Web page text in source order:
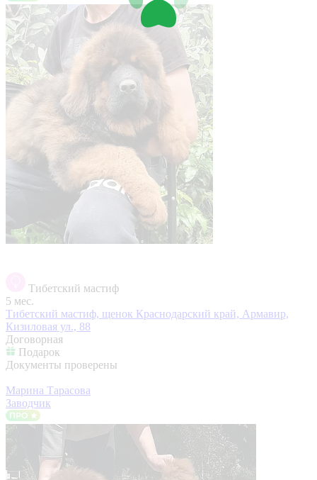
Тибетский мастиф
5 мес.
Тибетский мастиф, щенок Краснодарский край, Армавир,
Кизиловая ул., 88
Договорная
Подарок
Документы проверены
Марина Тарасова
Заводчик